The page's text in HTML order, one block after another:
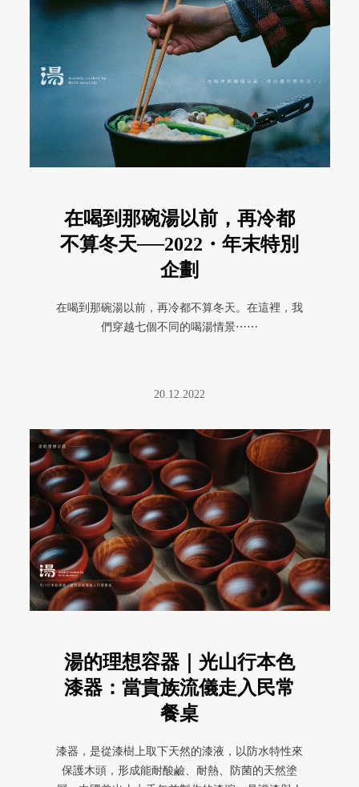
在喝到那碗湯以前，再冷都
不算冬天──2022・年末特別
企劃
在喝到那碗湯以前，再冷都不算冬天。在這裡，我
們穿越七個不同的喝湯情景⋯⋯
20.12.2022
湯的理想容器｜光山行本色
漆器：當貴族流儀走入民常
餐桌
漆器，是從漆樹上取下天然的漆液，以防水特性來
保護木頭，形成能耐酸鹼、耐熱、防菌的天然塗